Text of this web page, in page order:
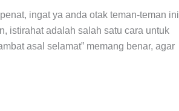
ingat ya anda otak teman-teman ini
istirahat adalah salah satu cara untuk
asal selamat” memang benar, agar